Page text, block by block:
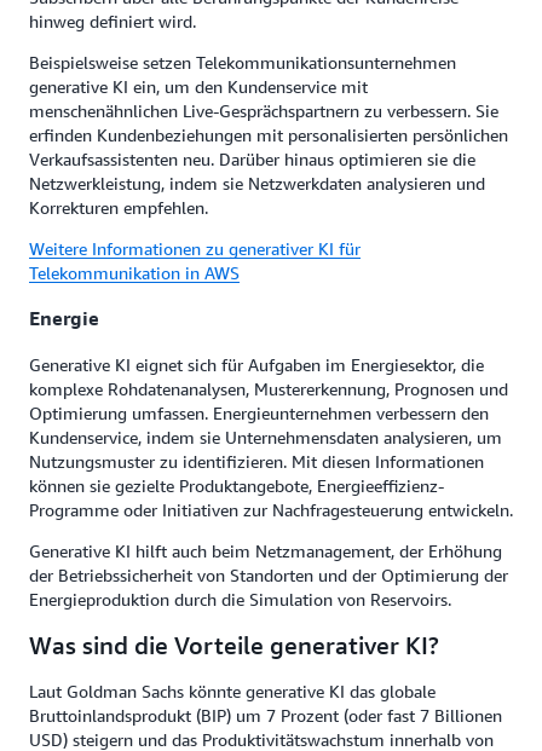
hinweg definiert wird.
Beispielsweise setzen Telekommunikationsunternehmen
generative KI ein, um den Kundenservice mit
menschenähnlichen Live-Gesprächspartnern zu verbessern. Sie
erfinden Kundenbeziehungen mit personalisierten persönlichen
Verkaufsassistenten neu. Darüber hinaus optimieren sie die
Netzwerkleistung, indem sie Netzwerkdaten analysieren und
Korrekturen empfehlen.
Weitere Informationen zu generativer KI für
Telekommunikation in AWS
Energie
Generative KI eignet sich für Aufgaben im Energiesektor, die
komplexe Rohdatenanalysen, Mustererkennung, Prognosen und
Optimierung umfassen. Energieunternehmen verbessern den
Kundenservice, indem sie Unternehmensdaten analysieren, um
Nutzungsmuster zu identifizieren. Mit diesen Informationen
können sie gezielte Produktangebote, Energieeffizienz-
Programme oder Initiativen zur Nachfragesteuerung entwickeln.
Generative KI hilft auch beim Netzmanagement, der Erhöhung
der Betriebssicherheit von Standorten und der Optimierung der
Energieproduktion durch die Simulation von Reservoirs.
Was sind die Vorteile generativer KI?
Laut Goldman Sachs könnte generative KI das globale
Bruttoinlandsprodukt (BIP) um 7 Prozent (oder fast 7 Billionen
USD) steigern und das Produktivitätswachstum innerhalb von